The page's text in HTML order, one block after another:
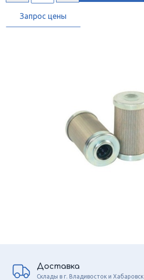
Запрос цены
Доставка
Склады в г. Владивосток и Хабаровск